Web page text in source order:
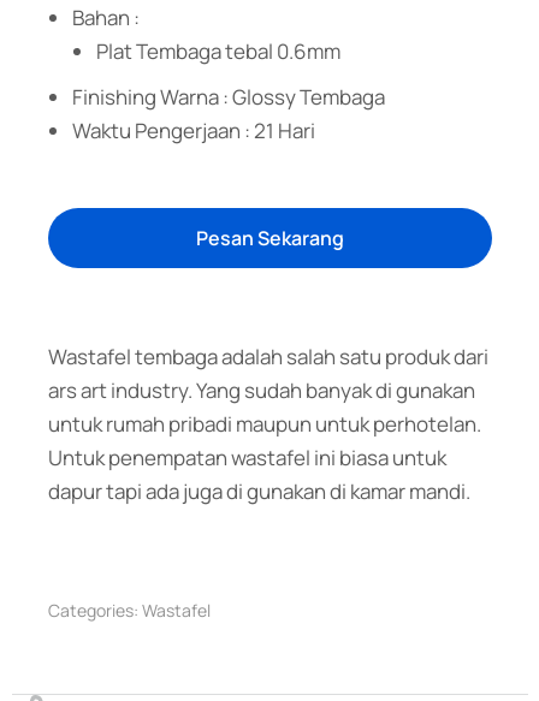
Bahan :
Plat Tembaga tebal 0.6mm
Finishing Warna : Glossy Tembaga
Waktu Pengerjaan : 21 Hari
Pesan Sekarang
Wastafel tembaga adalah salah satu produk dari
ars art industry. Yang sudah banyak di gunakan
untuk rumah pribadi maupun untuk perhotelan.
Untuk penempatan wastafel ini biasa untuk
dapur tapi ada juga di gunakan di kamar mandi.
Categories: Wastafel